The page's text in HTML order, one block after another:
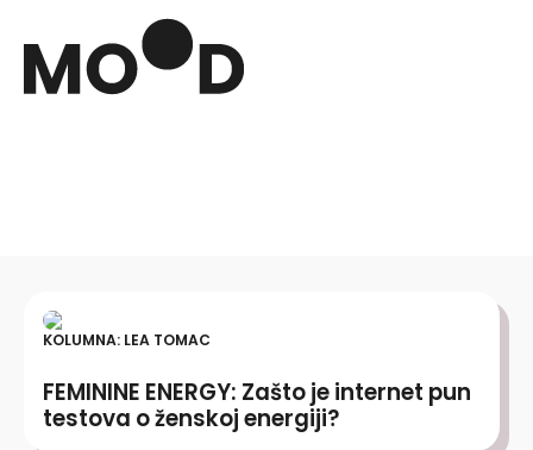
KOLUMNA: LEA TOMAC
FEMININE ENERGY: Zašto je internet pun
testova o ženskoj energiji?